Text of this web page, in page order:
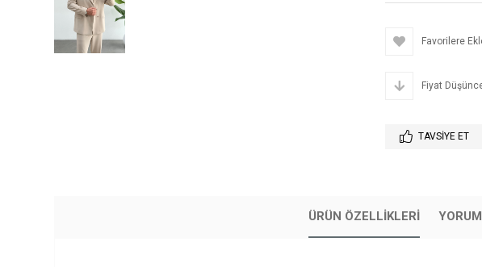
Favorilere
Fiyat
TAVSIYE ET
ÜRÜN ÖZELLIKLERI